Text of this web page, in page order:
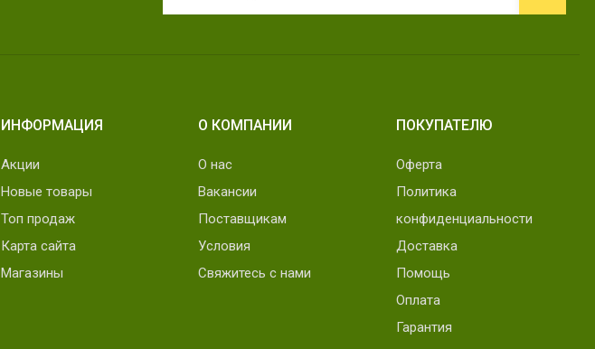
ИНФОРМАЦИЯ
Акции
Новые товары
Топ продаж
Карта сайта
Магазины
О КОМПАНИИ
О нас
Вакансии
Поставщикам
Условия
Свяжитесь с нами
ПОКУПАТЕЛЮ
Оферта
Политика
конфиденциальности
Доставка
Помощь
Оплата
Гарантия